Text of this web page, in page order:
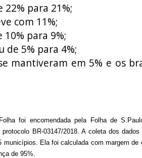
para 21%;
com 11%;
para 9%;
de 5% para 4%;
mantiveram em 5% e os
foi encomendada pela Folha de
BR-03147/2018. A coleta dos
municípios. Ela foi calculada com margem de
de 95%.